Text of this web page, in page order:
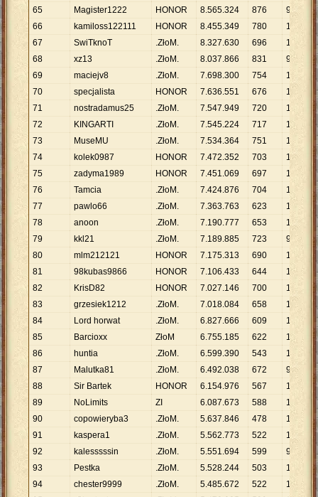
65
Magister1222 HONOR 8.565.324 876 9 .778
66
kamiloss122111 HONOR 8.455.349 780 10 .
67
SwiTknoT .ZłoM. 8.327.630 696 11
68
xz13 .ZłoM. 8.037.866 831 9 .673
69
maciejv8 .ZłoM. 7.698.300 754 10
210
70
specjalista HONOR 7.636.551 676 11
71
nostradamus25 .ZłoM. 7.547.949 720 10
483
72
KINGARTI .ZłoM. 7.545.224 717 10
73
MuseMU .ZłoM. 7.534.364 751 10
74
kolek0987 HONOR 7.472.352 703 10
75
zadyma1989 HONOR 7.451.069 697 10
76
Tamcia .ZłoM. 7.424.876 704 10
77
pawlo66 .ZłoM. 7.363.763 623 11
78
anoon .ZłoM. 7.190.777 653 11
79
kkl21 .ZłoM. 7.189.885 723 9
945
80
mlm212121 HONOR 7.175.313 690 10
81
98kubas9866 HONOR 7.106.433 644 11 035
82
KrisD82 HONOR 7.027.146 700 10
039
83
grzesiek1212 .ZłoM. 7.018.084 658 10
84
Lord horwat .ZłoM. 6.827.666 609 11
211
85
Barcioxx ZłoM 6.755.185 622 10
86
huntia .ZłoM. 6.599.390 543 12
154
87
Malutka81 .ZłoM. 6.492.038 672 9 .661
88
Sir Bartek HONOR 6.154.976 567 10
89
NoLimits ZI 6.087.673 588 10
90
copowieryba3 .ZłoM. 5.637.846 478 11
91
kaspera1 .ZłoM. 5.562.773 522 10
92
kalesssssin .ZłoM. 5.551.694 599 9
268
93
Pestka .ZłoM. 5.528.244 503 10
94
chester9999 .ZłoM. 5.485.672 522 10 509